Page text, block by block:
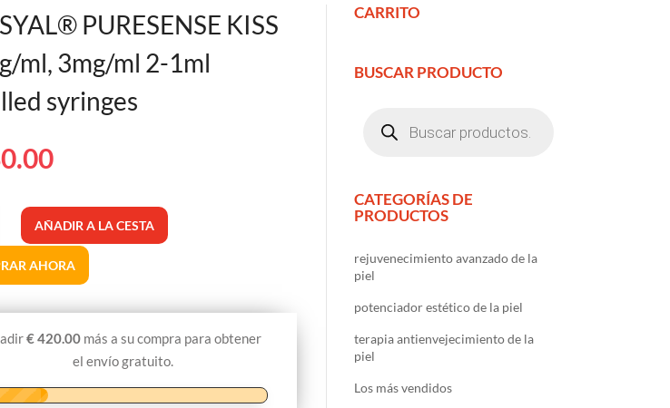
PURESENSE KISS
ml, 3mg/ml 2-1ml
syringes
AÑADIR A LA CESTA
AHORA
€420.00 más a su compra para obtener
el envío gratuito.
CARRITO
BUSCAR PRODUCTO
productos
CATEGORÍAS DE
PRODUCTOS
rejuvenecimiento avanzado de la
piel
potenciador estético de la piel
terapia antienvejecimiento de la
piel
Los más vendidos